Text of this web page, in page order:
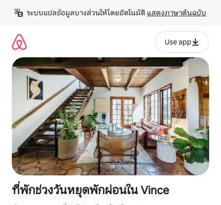
เนื้อหา
ระบบแปลข้อมูลบางส่วนให้โดยอัตโนมัติ แสดงภาษาต้นฉบับ
Use app
ที่พักช่วงวันหยุดพักผ่อนใน Vince